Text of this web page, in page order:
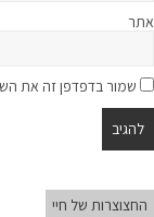
אתר
שמור בדפדפן זה את
החצוצרות של חיי